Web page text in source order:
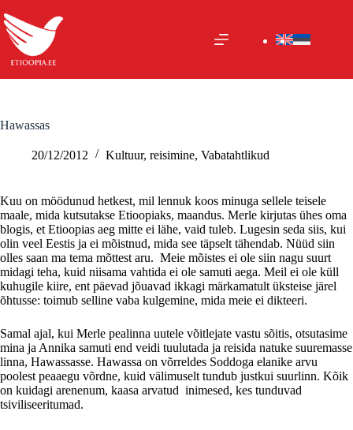
to
content
Hawassas
20/12/2012 Kultuur, reisimine, Vabatahtlikud
Kuu on möödunud hetkest, mil lennuk koos minuga sellele teisele
maale, mida kutsutakse Etioopiaks, maandus. Merle kirjutas ühes oma
blogis, et Etioopias aeg mitte ei lähe, vaid tuleb. Lugesin seda siis, kui
olin veel Eestis ja ei mõistnud, mida see täpselt tähendab. Nüüd siin
olles saan ma tema mõttest aru. Meie mõistes ei ole siin nagu suurt
midagi teha, kuid niisama vahtida ei ole samuti aega. Meil ei ole küll
kuhugile kiire, ent päevad jõuavad ikkagi märkamatult üksteise järel
õhtusse: toimub selline vaba kulgemine, mida meie ei dikteeri.
Samal ajal, kui Merle pealinna uutele võitlejate vastu sõitis, otsutasime
mina ja Annika samuti end veidi tuulutada ja reisida natuke suuremasse
linna, Hawassasse. Hawassa on võrreldes Soddoga elanike arvu
poolest peaaegu võrdne, kuid välimuselt tundub justkui suurlinn. Kõik
on kuidagi arenenum, kaasa arvatud inimesed, kes tunduvad
tsiviliseeritumad.